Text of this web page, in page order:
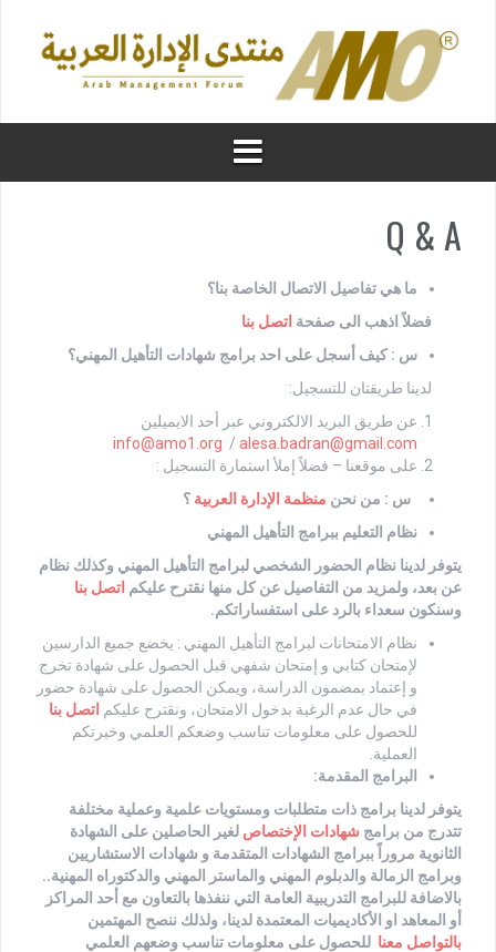
Q & A
ما هي تفاصيل الاتصال الخاصة بنا؟
فضلاً اذهب الى صفحة اتصل بنا
س : كيف أسجل على احد برامج شهادات التأهيل المهني؟
لدينا طريقتان للتسجيل:
عن طريق البريد الالكتروني عبر أحد الايميلين
info@amo1.org /alesa.badran@gmail.com
على موقعنا – فضلاً إملأ استمارة التسجيل :
س : من نحن منظمة الإدارة العربية؟
نظام التعليم ببرامج التأهيل المهني
يتوفر لدينا نظام الحضور الشخصي لبرامج التأهيل المهني وكذلك نظام
عن بعد، ولمزيد من التفاصيل عن كل منها نقترح عليكم اتصل بنا
وسنكون سعداء بالرد على استفساراتكم.
نظام الامتحانات لبرامج التأهيل المهني : يخضع جميع الدارسين
لإمتحان كتابي و إمتحان شفهي قبل الحصول على شهادة تخرج
و إعتماد بمضمون الدراسة، ويمكن الحصول على شهادة حضور
في حال عدم الرغبة بدخول الامتحان، ونقترح عليكم اتصل بنا
للحصول على معلومات تناسب وضعكم العلمي وخبرتكم
العملية.
البرامج المقدمة:
يتوفر لدينا برامج ذات متطلبات ومستويات علمية وعملية مختلفة
تتدرج من برامج شهادات الإختصاصلغير الحاصلين على الشهادة
الثانوية مروراً ببرامج الشهادات المتقدمة و شهادات الاستشاريين
وبرامج الزمالة والدبلوم المهني والماستر المهني والدكتوراه المهنية..
بالاضافة للبرامج التدريبية
العامة التي ننفذها بالتعاون مع أحد المراكز
أو المعاهد او الأكاديميات المعتمدة لدينا، ولذلك ننصح المهتمين
بالتواصل معناللحصول على معلومات تناسب وضعهم العلمي